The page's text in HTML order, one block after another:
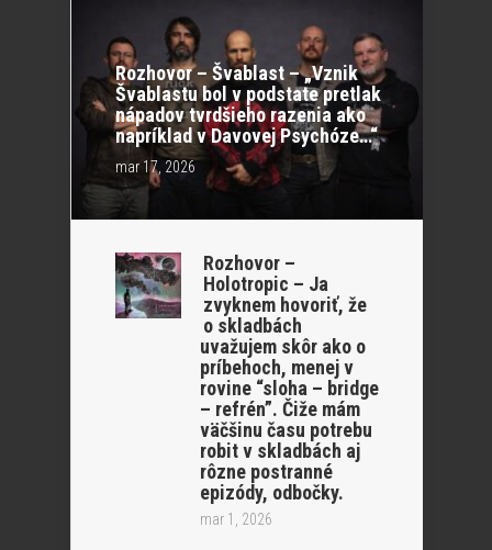
Rozhovor – Švablast – „Vznik
Švablastu bol v podstate pretlak
nápadov tvrdšieho razenia ako
napríklad v Davovej Psychóze…“
mar 17, 2026
Rozhovor –
Holotropic – Ja
zvyknem hovoriť, že
o skladbách
uvažujem skôr ako o
príbehoch, menej v
rovine “sloha – bridge
– refrén”. Čiže mám
väčšinu času potrebu
robit v skladbách aj
rôzne postranné
epizódy, odbočky.
mar 1, 2026